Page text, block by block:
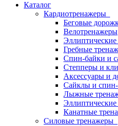
Каталог
Кардиотренажеры
Беговые
Велотренажеры
Гребные
Спин-байки и
Степперы и
Аксессуары и
Сайклы и
Лыжные
Канатные
Силовые тренажеры